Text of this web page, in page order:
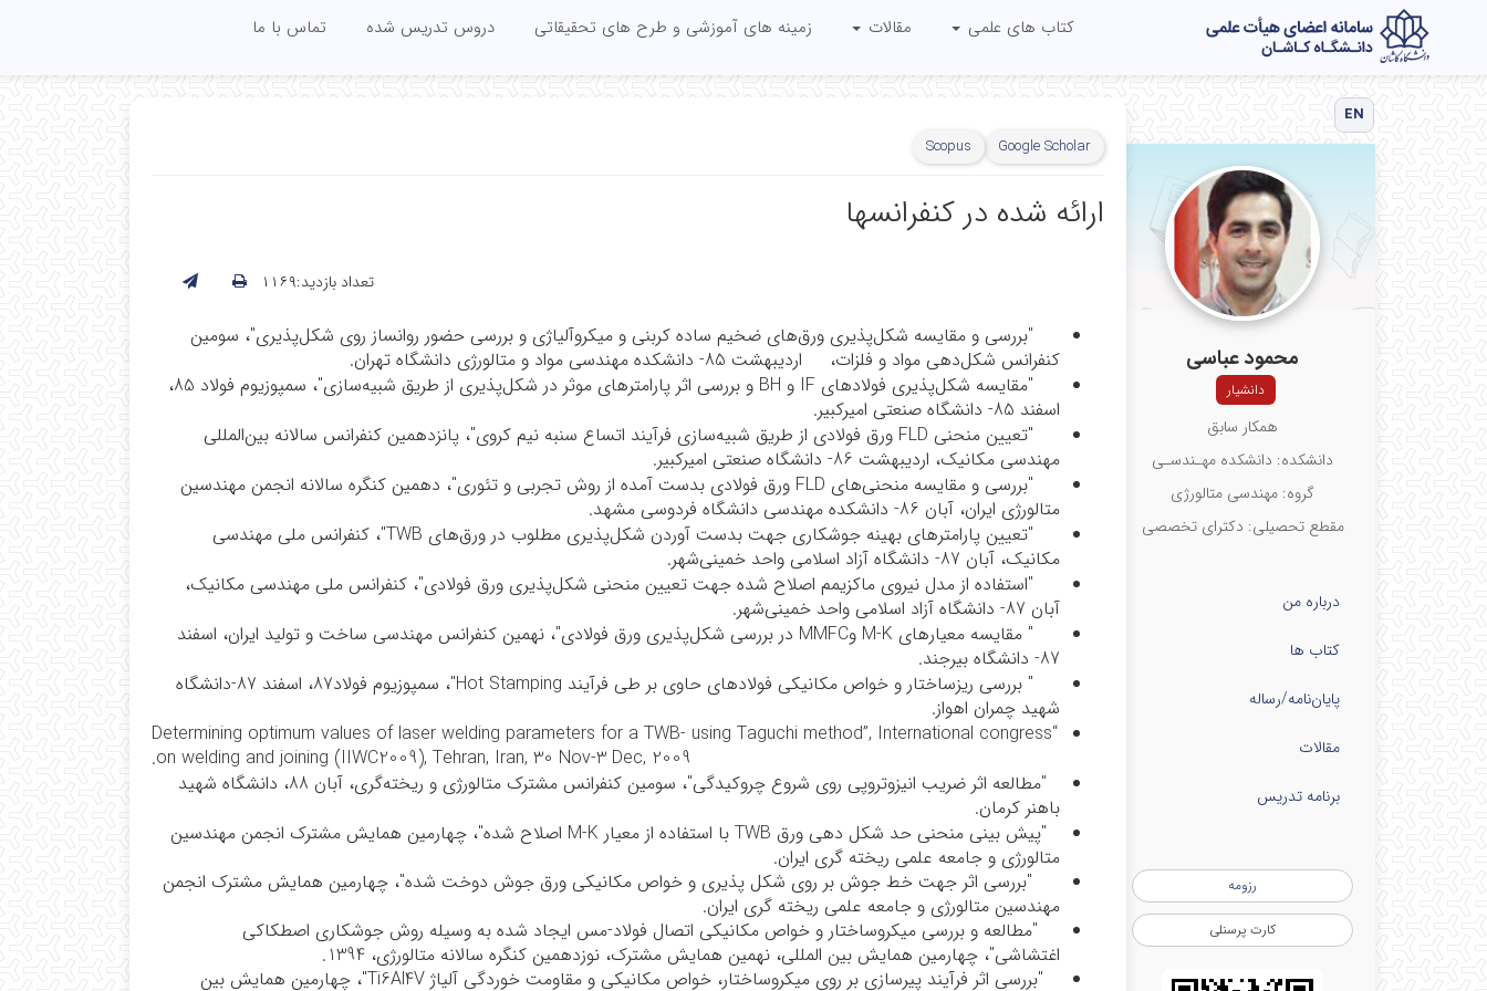
کتاب های علمی مقالات زمینه های آموزشی و طرح های تحقیقاتی دروس تدریس شده تماس با ما
EN
محمود عباسی
دانشیار
همکار سابق
دانشکده: دانشکده مهـندسـی
گروه: مهندسی متالورژی
مقطع تحصیلی: دکترای تخصصی
درباره من
کتاب ها
پایان‌نامه‌/رساله
مقالات
برنامه تدریس
رزومه
کارت پرسنلی
Google Scholar
Scopus
ارائه شده در کنفرانسها
تعداد بازدید:۱۱۶۹
"بررسی و مقایسه شکل‌پذیری ورق‌های ضخیم ساده کربنی و میکروآلیاژی و بررسی حضور روانساز روی شکل‌پذیری"، سومین
کنفرانس شکل‌دهی مواد و فلزات، اردیبهشت 85- دانشکده مهندسی مواد و متالورژی دانشگاه تهران.
"مقایسه شکل‌پذیری فولادهای IF و BH
و بررسی اثر پارامترهای موثر در شکل‌پذیری از طریق شبیه‌سازی"، سمپوزیوم فولاد 85،
اسفند 85- دانشگاه صنعتی امیرکبیر.
"تعیین منحنی FLD ورق فولادی از طریق شبیه‌سازی فرآیند اتساع سنبه نیم کروی"، پانزدهمین کنفرانس سالانه بین‌المللی
مهندسی مکانیک، اردیبهشت 86- دانشگاه صنعتی امیرکبیر.
"بررسی و مقایسه منحنی‌های FLD ورق فولادی بدست آمده از روش تجربی و تئوری"، دهمین کنگره سالانه انجمن مهندسین
متالورژی ایران، آبان 86- دانشکده مهندسی دانشگاه فردوسی مشهد.
"تعیین پارامترهای بهینه جوشکاری جهت بدست آوردن شکل‌پذیری مطلوب در ورق‌های TWB"، کنفرانس ملی مهندسی
مکانیک، آبان 87- دانشگاه آزاد اسلامی واحد خمینی‌شهر.
"استفاده از مدل نیروی ماکزیمم اصلاح شده جهت تعیین منحنی شکل‌پذیری ورق فولادی"، کنفرانس ملی مهندسی مکانیک،
آبان 87- دانشگاه آزاد اسلامی واحد خمینی‌شهر.
" مقایسه معیارهای M-K وMMFC در بررسی شکل‌پذیری ورق فولادی"، نهمین کنفرانس مهندسی ساخت و تولید ایران، اسفند
87- دانشگاه بیرجند.
" بررسی ریزساختار و خواص مکانیکی فولادهای حاوی‌ بر طی فرآیند Hot Stamping
"، سمپوزیوم فولاد‌87، اسفند 87-دانشگاه
شهید چمران اهواز.
“
Determining optimum values of laser welding parameters for a TWB- using Taguchi method”, International congress
on welding and joining (IIWC2009), Tehran, Iran, 30 Nov-3 Dec, 2009
.
"مطالعه اثر ضریب انیزوتروپی روی شروع چروکیدگی"، سومین کنفرانس مشترک متالورژی و ریخته‌گری، آبان 88، دانشگاه شهید
باهنر کرمان.
"پیش بینی منحنی حد شکل دهی ورق TWB با استفاده از معیار M-K اصلاح شده"، چهارمین همایش مشترک انجمن مهندسین
متالورژی و جامعه علمی ریخته گری ایران.
"بررسی اثر جهت خط جوش بر روی شکل پذیری و خواص مکانیکی ورق جوش دوخت شده"، چهارمین همایش مشترک انجمن
مهندسین متالورژی و جامعه علمی ریخته گری ایران.
"مطالعه و بررسی میکروساختار و خواص مکانیکی اتصال فولاد-مس ایجاد شده به وسیله روش جوشکاری اصطکاکی
اغتشاشی"، چهارمین همایش بین المللی، نهمین همایش مشترک، نوزدهمین کنگره سالانه متالورژی، 1394.
"بررسی اثر فرآیند پیرسازی بر روی میکروساختار، خواص مکانیکی و مقاومت خوردگی آلیاژ Ti6Al4V"، چهارمین همایش بین